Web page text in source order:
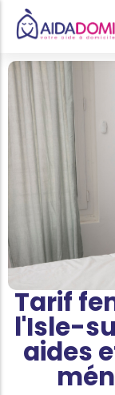
Ménage à
Garde d’enfants
Jardinage &
Aide aux
Téléassistance
Tarif
l'Isle-
aides